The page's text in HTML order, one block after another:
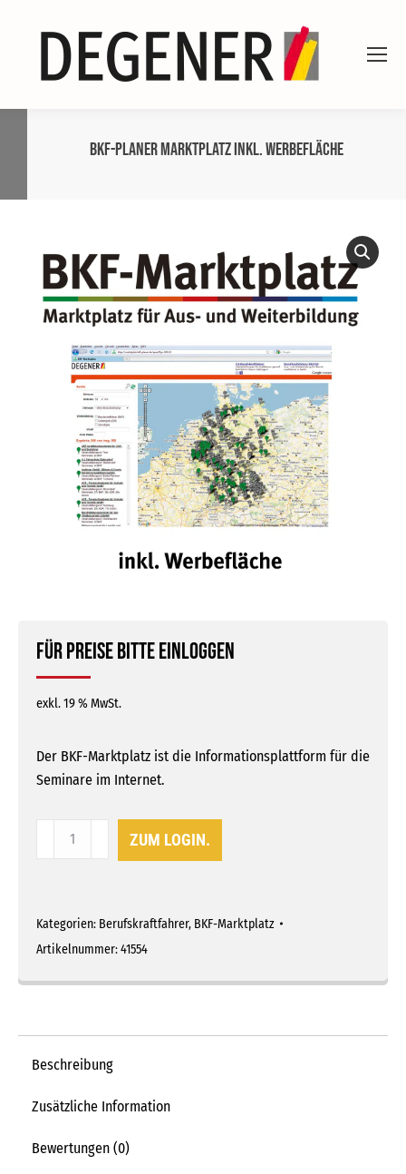
BKF-Planer Marktplatz inkl. Werbefläche
Für Preise bitte einloggen
exkl. 19 % MwSt.
Der BKF-Marktplatz ist die Informationsplattform für die
Seminare im Internet.
Werbefläche
Menge
ZUM LOGIN.
Kategorien: Berufskraftfahrer, BKF-Marktplatz
Artikelnummer:41554
Beschreibung
Zusätzliche Information
Bewertungen (0)